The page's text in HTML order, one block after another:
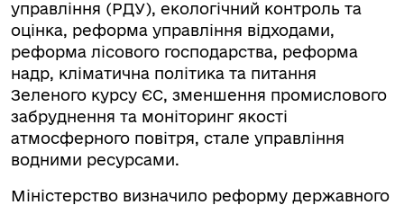
управління (РДУ), екологічний контроль та
оцінка, реформа управління відходами,
реформа лісового господарства, реформа
надр, кліматична політика та питання
Зеленого курсу ЄС, зменшення промислового
забруднення та моніторинг якості
атмосферного повітря, стале управління
водними ресурсами.
Міністерство визначило реформу державного